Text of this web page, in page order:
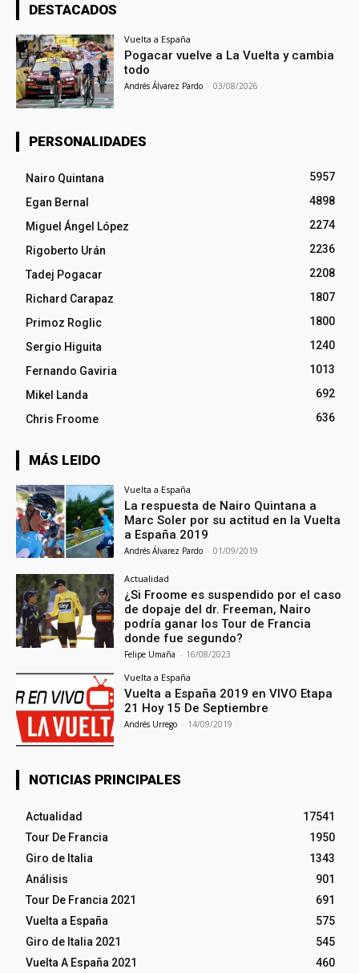
DESTACADOS
Vuelta a España
Pogacar vuelve a La Vuelta y cambia
todo
Andrés Álvarez Pardo - 03/08/2026
PERSONALIDADES
Nairo Quintana
5957
Egan Bernal
4898
Miguel Ángel López
2274
Rigoberto Urán
2236
Tadej Pogacar
2208
Richard Carapaz
1807
Primoz Roglic
1800
Sergio Higuita
1240
Fernando Gaviria
1013
Mikel Landa
692
Chris Froome
636
MÁS LEIDO
Vuelta a España
La respuesta de Nairo Quintana a
Marc Soler por su actitud en la Vuelta
a España 2019
Andrés Álvarez Pardo - 01/09/2019
Actualidad
¿Si Froome es suspendido por el caso
de dopaje del dr. Freeman, Nairo
podría ganar los Tour de Francia
donde fue segundo?
Felipe Umaña - 16/08/2023
Vuelta a España
Vuelta a España 2019 en VIVO Etapa
21 Hoy 15 De Septiembre
Andrés Urrego - 14/09/2019
NOTICIAS PRINCIPALES
Actualidad
17541
Tour De Francia
1950
Giro de Italia
1343
Análisis
901
Tour De Francia 2021
691
Vuelta a España
575
Giro de Italia 2021
545
Vuelta A España 2021
460